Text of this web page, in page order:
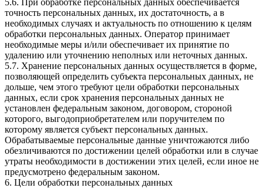
точность персональных данных, их достаточность, а в
необходимых случаях и актуальность по отношению к целям
обработки персональных данных. Оператор принимает
необходимые меры и/или обеспечивает их принятие по
удалению или уточнению неполных или неточных данных.
5.7. Хранение персональных данных осуществляется в форме,
позволяющей определить субъекта персональных данных, не
дольше, чем этого требуют цели обработки персональных
данных, если срок хранения персональных данных не
установлен федеральным законом, договором, стороной
которого, выгодоприобретателем или поручителем по
которому является субъект персональных данных.
Обрабатываемые персональные данные уничтожаются либо
обезличиваются по достижении целей обработки или в случае
утраты необходимости в достижении этих целей, если иное не
предусмотрено федеральным законом.
6. Цели обработки персональных данных